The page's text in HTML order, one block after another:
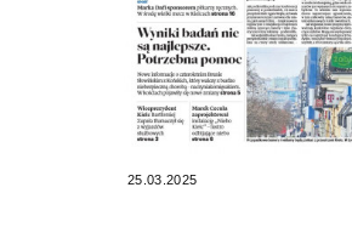
25.03.2025